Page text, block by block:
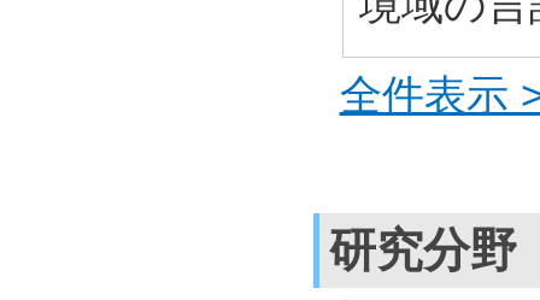
全件表示
研究分野